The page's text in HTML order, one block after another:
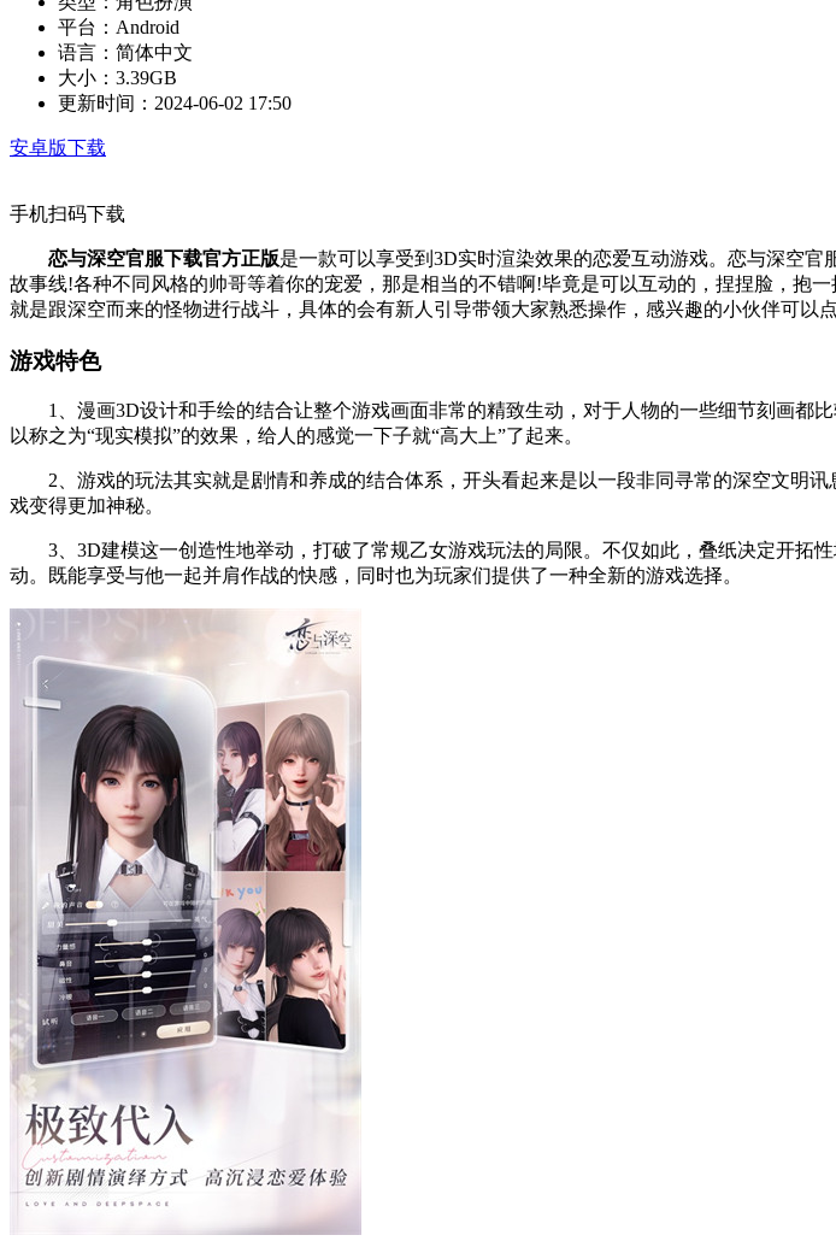
平台： Android
语言： 简体中文
大小： 3.39GB
更新时间： 2024-06-02 17:50
安卓版下载
手机扫码下载
恋与深空官服下载官方正版是一款可以享受到3D实时渲染效果的恋爱互动游戏。恋与深空
故事线!各种不同风格的帅哥等着你的宠爱，那是相当的不错啊!毕竟是可以互动的，捏捏脸，抱
就是跟深空而来的怪物进行战斗，具体的会有新人引导带领大家熟悉操作，感兴趣的小伙伴可以
游戏特色
1、漫画3D设计和手绘的结合让整个游戏画面非常的精致生动，对于人物的一些细节刻画都
以称之为“现实模拟”的效果，给人的感觉一下子就“高大上”了起来。
2、游戏的玩法其实就是剧情和养成的结合体系，开头看起来是以一段非同寻常的深空文明
戏变得更加神秘。
3、3D建模这一创造性地举动，打破了常规乙女游戏玩法的局限。不仅如此，叠纸决定开拓
动。既能享受与他一起并肩作战的快感，同时也为玩家们提供了一种全新的游戏选择。